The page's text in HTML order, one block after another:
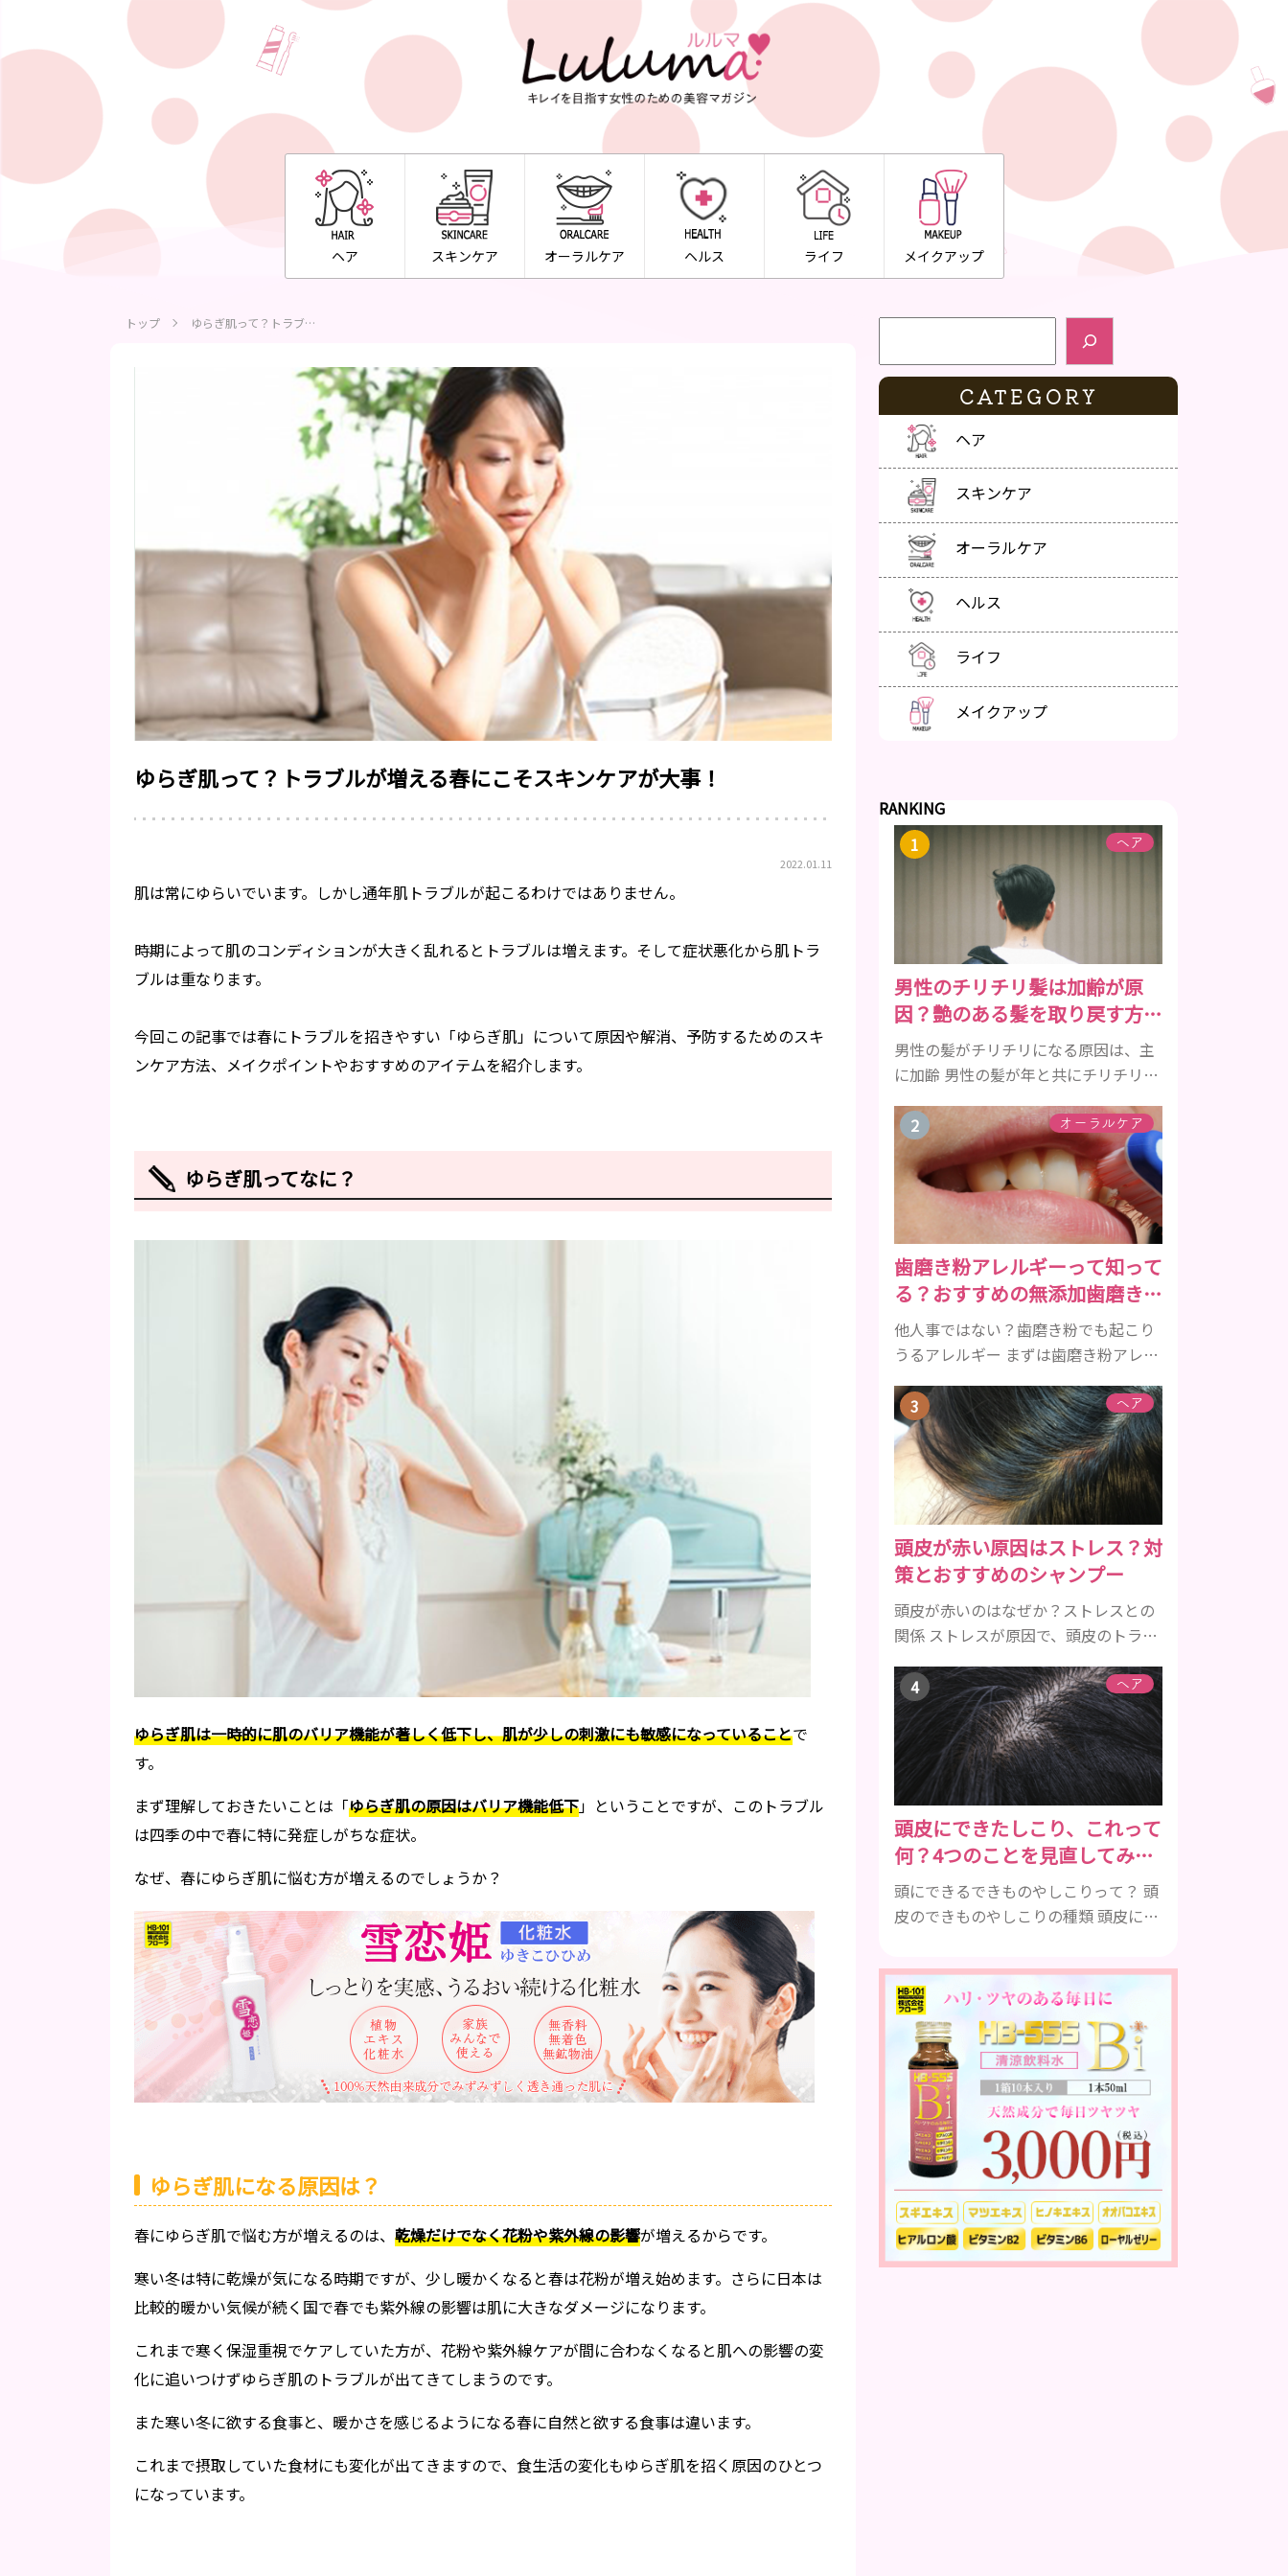
ヘア スキンケア オーラルケア ヘルス ライフ メイクアップ
トップ ゆらぎ肌って？トラブ…
ゆらぎ肌って？トラブルが増える春にこそスキンケアが大事！
2022.01.11
肌は常にゆらいでいます。しかし通年肌トラブルが起こるわけではありません。
時期によって肌のコンディションが大きく乱れるとトラブルは増えます。そして症状悪化から肌トラ
ブルは重なります。
今回この記事では春にトラブルを招きやすい「ゆらぎ肌」について原因や解消、予防するためのスキ
ンケア方法、メイクポイントやおすすめのアイテムを紹介します。
ゆらぎ肌ってなに？
ゆらぎ肌は一時的に肌のバリア機能が著しく低下し、肌が少しの刺激にも敏感になっていることで
す。
まず理解しておきたいことは「ゆらぎ肌の原因はバリア機能低下」ということですが、このトラブル
は四季の中で春に特に発症しがちな症状。
なぜ、春にゆらぎ肌に悩む方が増えるのでしょうか？
ゆらぎ肌になる原因は？
春にゆらぎ肌で悩む方が増えるのは、 乾燥だけでなく花粉や紫外線の影響が増えるからです。
寒い冬は特に乾燥が気になる時期ですが、少し暖かくなると春は花粉が増え始めます。さらに日本は
比較的暖かい気候が続く国で春でも紫外線の影響は肌に大きなダメージになります。
これまで寒く保湿重視でケアしていた方が、花粉や紫外線ケアが間に合わなくなると肌への影響の変
化に追いつけずゆらぎ肌のトラブルが出てきてしまうのです。
また寒い冬に欲する食事と、暖かさを感じるようになる春に自然と欲する食事は違います。
これまで摂取していた食材にも変化が出てきますので、食生活の変化もゆらぎ肌を招く原因のひとつ
になっています。
検索
CATEGORY
ヘア
スキンケア
オーラルケア
ヘルス
ライフ
メイクアップ
RANKING
ヘア
男性のチリチリ髪は加齢が原
因？艶のある髪を取り戻す方法
をご紹介
男性の髪がチリチリになる原因は、主
に加齢 男性の髪が年と共にチリチリに
い頃はしっかりとボリュームがあり、
髪にツヤがあった男性も、いつのまに
か髪がチリチリでペタンとするように
なったと感じる人もいるでしょう。特
に大人の男性としての魅力が出てくる
40代以降の男性に悩んでいる人が多い
傾向があります。 髪が生え変わるサイ
クルは、年齢と共に乱れていきます。
髪が太くならないま...
オーラルケア
歯磨き粉アレルギーって知って
る？おすすめの無添加歯磨き粉
をご紹介
他人事ではない？歯磨き粉でも起こり
うるアレルギー まずは歯磨き粉アレル
ーの症状を解説しますね。 歯磨き粉に
含まれるアレルギーを起こすおそれの
ある成分 まず、普段お使いの歯磨き粉
に含まれているどの成分にアレルギー
を引き起こすおそれがあるのかを説明
しますね。 •フッ素･･･歯の表面のエナ
メルを守り強くしたり、虫歯と防ぐ働
きを持つ成分 •香味料 ･･･歯磨き粉の風
味や爽...
ヘア
頭皮が赤い原因はストレス？対
策とおすすめのシャンプー
頭皮が赤いのはなぜか？ストレスとの
関係 ストレスが原因で、頭皮のトラブ
で悩んでいる人は ぜひ見てください
ね。 ストレス ストレスを多く感じる
と、交感神経が優位に働きます。その
ため、皮脂の分泌量が増えて炎症が起
きやすくなります。さらに、血行不良
になり栄養が行き届きません。ストレ
ス解消は、頭皮の健康に大切です。 ア
トピー性皮膚炎 頭皮が赤い状態は、ア
トピー皮膚炎の可能...
ヘア
頭皮にできたしこり、これって
何？4つのことを見直してみよ
う！
頭にできるできものやしこりって？ 頭
皮のできものやしこりの種類 頭皮にで
して一種類ではありません。人によっ
ても違いますし、症状や種類によって
も違います。まずはどんな病気なの
か、よりも、どんな種類のできものや
しこりがあるのかを解説いきましょ
う。 水疱 ご存知の方もいらっしゃるか
と思いますが、すいほう、と読みま
す。これは表皮や表皮下にできるもの
です。表皮は0.2mmほ...